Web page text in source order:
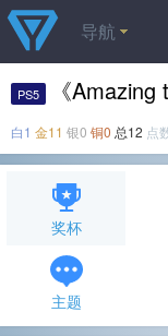
导航
PS5 《
白1 金11 银0 铜0 总12 点
奖杯
主题